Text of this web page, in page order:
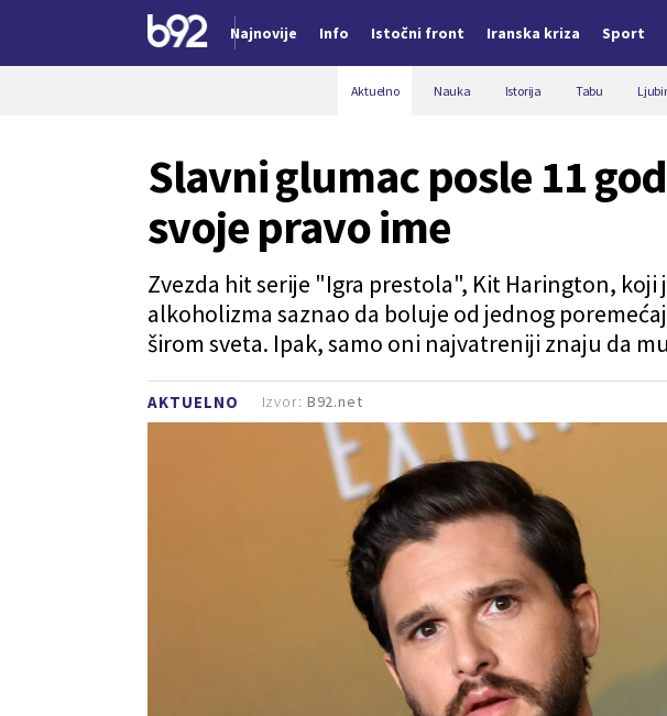
Najnovije Info Istočni front Iranska kriza Sport
Aktuelno Nauka Istorija Tabu
AKTUELNO
Slavni glumac posle 11
svoje pravo ime
Zvezda hit serije "Igra prestola", Kit Harington, koji
alkoholizma saznao da boluje od jednog
širom sveta. Ipak, samo oni najvatreniji znaju da
Izvor: B92.net